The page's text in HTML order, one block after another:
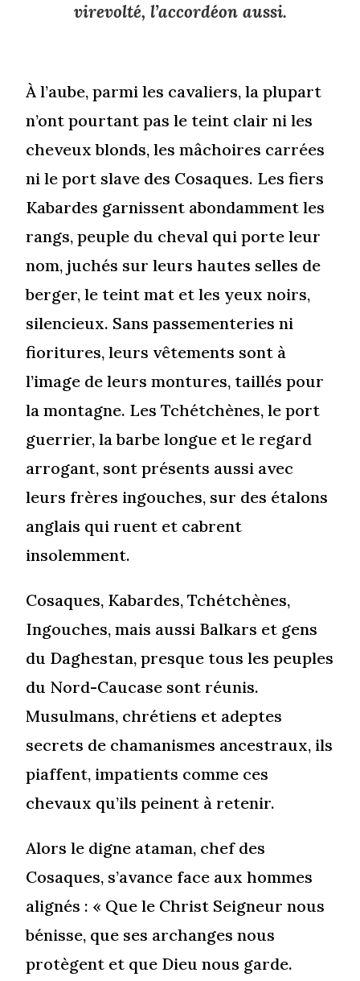
virevolté, l’accordéon aussi.
À l’aube, parmi les cavaliers, la plupart
n’ont pourtant pas le teint clair ni les
cheveux blonds, les mâchoires carrées
ni le port slave des Cosaques. Les fiers
Kabardes garnissent abondamment les
rangs, peuple du cheval qui porte leur
nom, juchés sur leurs hautes selles de
berger, le teint mat et les yeux noirs,
silencieux. Sans passementeries ni
fioritures, leurs vêtements sont à
l’image de leurs montures, taillés pour
la montagne. Les Tchétchènes, le port
guerrier, la barbe longue et le regard
arrogant, sont présents aussi avec
leurs frères ingouches, sur des étalons
anglais qui ruent et cabrent
insolemment.
Cosaques, Kabardes, Tchétchènes,
Ingouches, mais aussi Balkars et gens
du Daghestan, presque tous les peuples
du Nord-Caucase sont réunis.
Musulmans, chrétiens et adeptes
secrets de chamanismes ancestraux, ils
piaffent, impatients comme ces
chevaux qu’ils peinent à retenir.
Alors le digne ataman, chef des
Cosaques, s’avance face aux hommes
alignés : « Que le Christ Seigneur nous
bénisse, que ses archanges nous
protègent et que Dieu nous garde.